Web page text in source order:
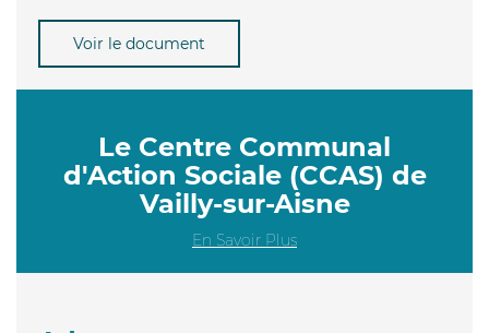
Voir le document
Le Centre Communal
d'Action Sociale (CCAS) de
Vailly-sur-Aisne
En Savoir Plus